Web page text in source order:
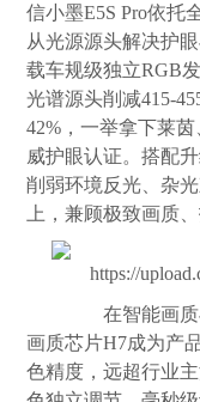
信小墨E5S Pro依托
从光源源头解决护
载车规级独立RGB
光谱源头削减415-
42%，一举拿下莱茵
威护眼认证。搭配
削弱环境反光、杂
上，兼顾极致画质
在智能画质
画质芯片H7成为产
色精度，远超行业